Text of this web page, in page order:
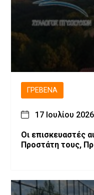
ΓΡΕΒΕΝΆ
17 Ιουλίου 2026
Οι επισκευαστές
Προστάτη τους,